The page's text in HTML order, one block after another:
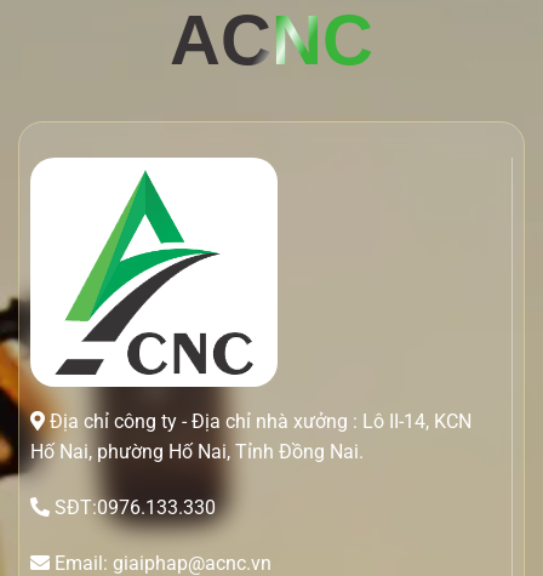
ACNC
Địa chỉ công ty - Địa chỉ nhà xưởng : Lô II-14, KCN
Hố Nai, phường Hố Nai, Tỉnh Đồng Nai.
SĐT:0976.133.330
Email: giaiphap@acnc.vn